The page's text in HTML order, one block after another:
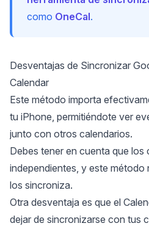
como OneCal.
Desventajas de Sincronizar
Calendar
Este método importa
tu iPhone, permitiéndote ver
junto con otros calendarios.
Debes tener en cuenta que los
independientes, y este método
los sincroniza.
Otra desventaja es que el
dejar de sincronizarse con tus